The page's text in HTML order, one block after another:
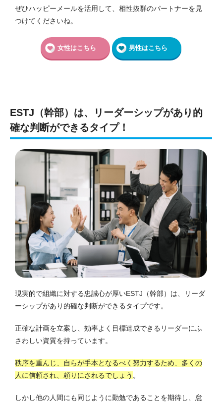
ぜひハッピーメールを活用して、相性抜群のパートナーを見
つけてくださいね。
女性はこちら 男性はこちら
ESTJ（幹部）は、リーダーシップがあり的
確な判断ができるタイプ！
現実的で組織に対する忠誠心が厚いESTJ（幹部）は、リーダ
ーシップがあり的確な判断ができるタイプです。
正確な計画を立案し、効率よく目標達成できるリーダーにふ
さわしい資質を持っています。
秩序を重んじ、自らが手本となるべく努力するため、多くの
人に信頼され、頼りにされるでしょう 。
しかし他の人間にも同じように勤勉であることを期待し、怠